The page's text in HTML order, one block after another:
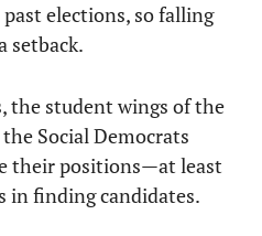
elections, so falling
setback.
the student wings of the
Social Democrats
their positions—at least
in finding candidates.